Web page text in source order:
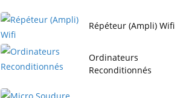
Répéteur (Ampli) Wifi
Ordinateurs
Reconditionnés